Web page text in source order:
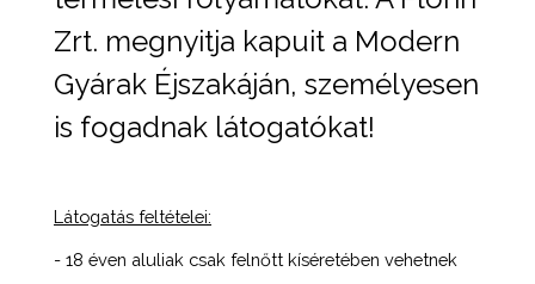
Zrt. megnyitja kapuit a Modern
Gyárak Éjszakáján, személyesen
is fogadnak látogatókat!
Látogatás feltételei:
- 18 éven aluliak csak felnőtt kíséretében vehetnek